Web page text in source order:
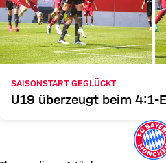
SAISONSTART GEGLÜCKT
U19 überzeugt beim 4:1-